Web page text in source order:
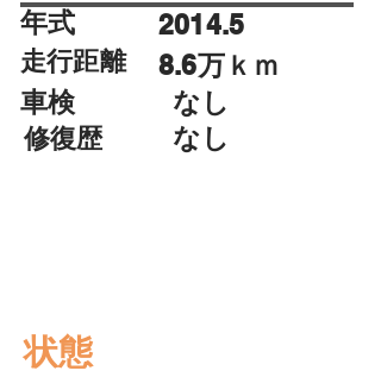
年式
8.6万ｋｍ
なし
2014.5
なし
走行距離
車検
修復歴
状態